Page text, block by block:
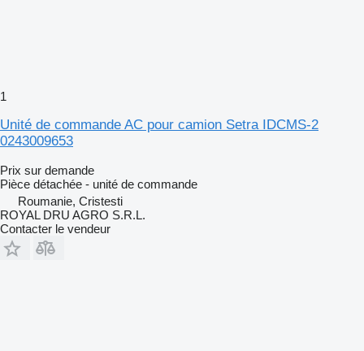
1
Unité de commande AC pour camion Setra IDCMS-2
0243009653
Prix sur demande
Pièce détachée - unité de commande
Roumanie, Cristesti
ROYAL DRU AGRO S.R.L.
Contacter le vendeur